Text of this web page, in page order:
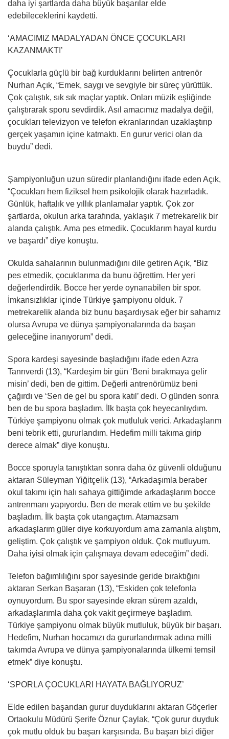
daha iyi şartlarda daha büyük başarılar elde
edebileceklerini kaydetti.
‘AMACIMIZ MADALYADAN ÖNCE ÇOCUKLARI
KAZANMAKTI’
Çocuklarla güçlü bir bağ kurduklarını belirten antrenör
Nurhan Açık, “Emek, saygı ve sevgiyle bir süreç yürüttük.
Çok çalıştık, sık sık maçlar yaptık. Onları müzik eşliğinde
çalıştırarak sporu sevdirdik. Asıl amacımız madalya değil,
çocukları televizyon ve telefon ekranlarından uzaklaştırıp
gerçek yaşamın içine katmaktı. En gurur verici olan da
buydu” dedi.
Şampiyonluğun uzun süredir planlandığını ifade eden Açık,
“Çocukları hem fiziksel hem psikolojik olarak hazırladık.
Günlük, haftalık ve yıllık planlamalar yaptık. Çok zor
şartlarda, okulun arka tarafında, yaklaşık 7 metrekarelik bir
alanda çalıştık. Ama pes etmedik. Çocuklarım hayal kurdu
ve başardı” diye konuştu.
Okulda sahalarının bulunmadığını dile getiren Açık, “Biz
pes etmedik, çocuklarıma da bunu öğrettim. Her yeri
değerlendirdik. Bocce her yerde oynanabilen bir spor.
İmkansızlıklar içinde Türkiye şampiyonu olduk. 7
metrekarelik alanda biz bunu başardıysak eğer bir sahamız
olursa Avrupa ve dünya şampiyonalarında da başarı
geleceğine inanıyorum” dedi.
Spora kardeşi sayesinde başladığını ifade eden Azra
Tanrıverdi (13), “Kardeşim bir gün ‘Beni bırakmaya gelir
misin’ dedi, ben de gittim. Değerli antrenörümüz beni
çağırdı ve ‘Sen de gel bu spora katıl’ dedi. O günden sonra
ben de bu spora başladım. İlk başta çok heyecanlıydım.
Türkiye şampiyonu olmak çok mutluluk verici. Arkadaşlarım
beni tebrik etti, gururlandım. Hedefim milli takıma girip
derece almak” diye konuştu.
Bocce sporuyla tanıştıktan sonra daha öz güvenli olduğunu
aktaran Süleyman Yiğitçelik (13), “Arkadaşımla beraber
okul takımı için halı sahaya gittiğimde arkadaşlarım bocce
antrenmanı yapıyordu. Ben de merak ettim ve bu şekilde
başladım. İlk başta çok utangaçtım. Atamazsam
arkadaşlarım güler diye korkuyordum ama zamanla alıştım,
geliştim. Çok çalıştık ve şampiyon olduk. Çok mutluyum.
Daha iyisi olmak için çalışmaya devam edeceğim” dedi.
Telefon bağımlılığını spor sayesinde geride bıraktığını
aktaran Serkan Başaran (13), “Eskiden çok telefonla
oynuyordum. Bu spor sayesinde ekran sürem azaldı,
arkadaşlarımla daha çok vakit geçirmeye başladım.
Türkiye şampiyonu olmak büyük mutluluk, büyük bir başarı.
Hedefim, Nurhan hocamızı da gururlandırmak adına milli
takımda Avrupa ve dünya şampiyonalarında ülkemi temsil
etmek” diye konuştu.
‘SPORLA ÇOCUKLARI HAYATA BAĞLIYORUZ’
Elde edilen başarıdan gurur duyduklarını aktaran Göçerler
Ortaokulu Müdürü Şerife Öznur Çaylak, “Çok gurur duyduk
çok mutlu olduk bu başarı karşısında. Bu başarı bizi diğer